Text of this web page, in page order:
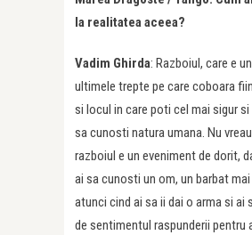
la realitatea aceea?
Vadim Ghirda: Razboiul, care e
ultimele trepte pe care coboara
si locul in care poti cel mai sigur si
sa cunosti natura umana. Nu
razboiul e un eveniment de dorit,
ai sa cunosti un om, un barbat
atunci cind ai sa ii dai o arma si ai
de sentimentul raspunderii pentru